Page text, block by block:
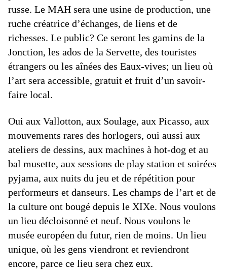
russe. Le MAH sera une usine de production, une
ruche créatrice d’échanges, de liens et de
richesses. Le public? Ce seront les gamins de la
Jonction, les ados de la Servette, des touristes
étrangers ou les aînées des Eaux-vives; un lieu où
l’art sera accessible, gratuit et fruit d’un savoir-
faire local.
Oui aux Vallotton, aux Soulage, aux Picasso, aux
mouvements rares des horlogers, oui aussi aux
ateliers de dessins, aux machines à hot-dog et au
bal musette, aux sessions de play station et soirées
pyjama, aux nuits du jeu et de répétition pour
performeurs et danseurs. Les champs de l’art et de
la culture ont bougé depuis le XIXe. Nous voulons
un lieu décloisonné et neuf. Nous voulons le
musée européen du futur, rien de moins. Un lieu
unique, où les gens viendront et reviendront
encore, parce ce lieu sera chez eux.